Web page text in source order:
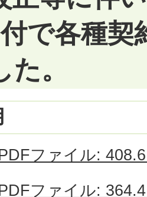
で各種契
た。
ファイル:
ファイル: